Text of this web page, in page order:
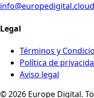
info@europedigital.cloud
Legal
Términos y
Política de
Aviso legal
© 2026 Europe Digital.